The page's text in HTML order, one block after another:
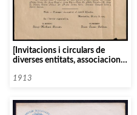
[Invitacions i circulars de
diverses entitats, associacions
1913